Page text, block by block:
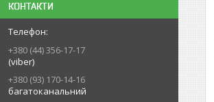
КОНТАКТИ
+380 (44) 356-17-17
(viber)
+380 (93) 170-14-16
багатоканальний